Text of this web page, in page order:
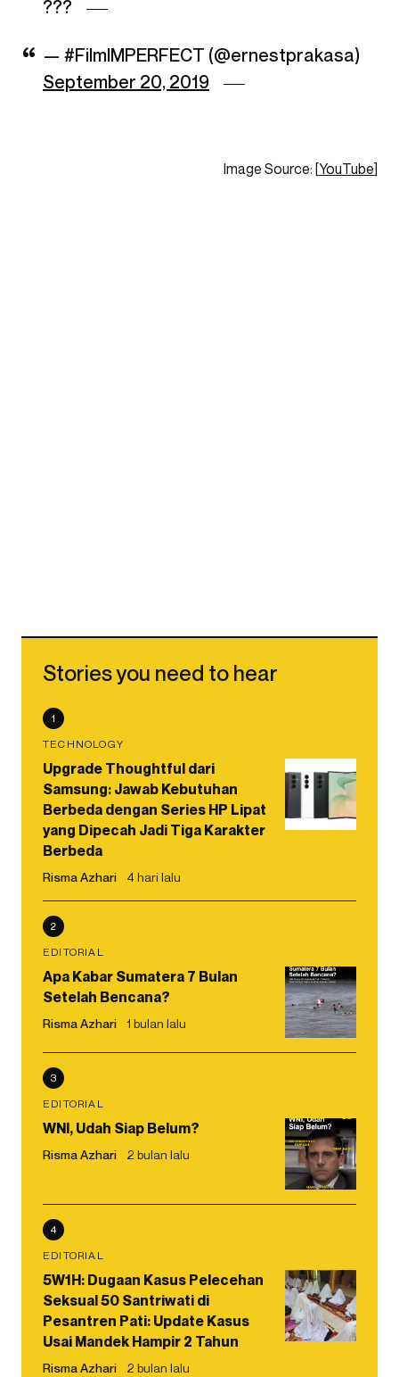
???
— #FilmIMPERFECT (@ernestprakasa)
September 20, 2019
Image Source: [YouTube]
Stories you need to hear
1
TECHNOLOGY
Upgrade Thoughtful dari
Samsung: Jawab Kebutuhan
Berbeda dengan Series HP Lipat
yang Dipecah Jadi Tiga Karakter
Berbeda
Risma Azhari 4 hari lalu
2
EDITORIAL
Apa Kabar Sumatera 7 Bulan
Setelah Bencana?
Risma Azhari 1 bulan lalu
3
EDITORIAL
WNI, Udah Siap Belum?
Risma Azhari 2 bulan lalu
4
EDITORIAL
5W1H: Dugaan Kasus Pelecehan
Seksual 50 Santriwati di
Pesantren Pati: Update Kasus
Usai Mandek Hampir 2 Tahun
Risma Azhari 2 bulan lalu